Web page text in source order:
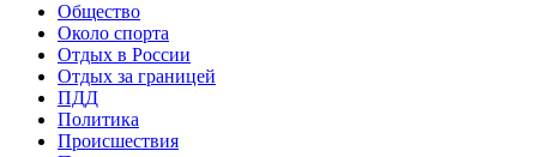
Общество
Около спорта
Отдых в России
Отдых за границей
ПДД
Политика
Происшествия